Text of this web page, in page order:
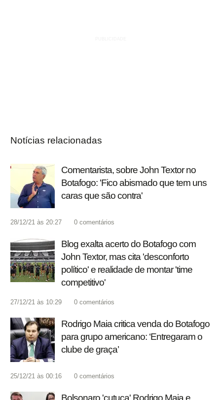
Notícias relacionadas
Comentarista, sobre John Textor no
Botafogo: 'Fico abismado que tem uns
caras que são contra'
28/12/21 às 20:27 0 comentários
Blog exalta acerto do Botafogo com
John Textor, mas cita 'desconforto
político' e realidade de montar 'time
competitivo'
27/12/21 às 10:29 0 comentários
Rodrigo Maia critica venda do Botafogo
para grupo americano: ‘Entregaram o
clube de graça’
25/12/21 às 00:16 0 comentários